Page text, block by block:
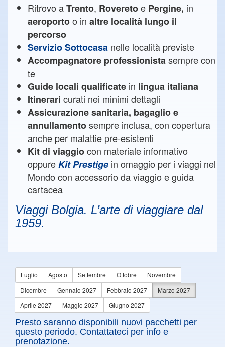
Ritrovo aTrento, Roveretoe Pergine, in
aeroportoo in altre località lungo il
percorso
Servizio Sottocasa nelle località previste
Accompagnatore professionistasempre con
te
Guide locali qualificate in lingua italiana
Itinerari curati nei minimi dettagli
Assicurazione sanitaria, bagaglio e
annullamentosempre inclusa, con copertura
anche per malattie pre-esistenti
Kit di viaggiocon materiale informativo
oppureKit Prestige in omaggio per i viaggi nel
Mondo con accessorio da viaggio e guida
cartacea
Viaggi Bolgia. L’arte di viaggiare dal
1959.
Luglio Agosto Settembre Ottobre
Novembre
Dicembre
Gennaio 2027 Febbraio 2027
Marzo 2027
Aprile 2027
Maggio 2027 Giugno 2027
Presto saranno disponibili nuovi pacchetti per
questo periodo. Contattateci per info e
prenotazione.